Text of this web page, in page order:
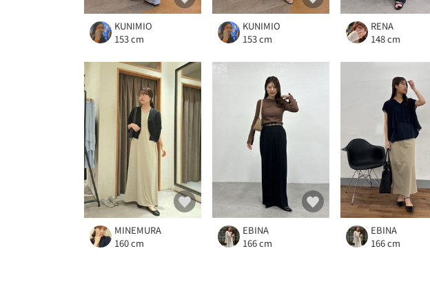
KUNIMIO
153 cm
KUNIMIO
153 cm
RENA
148 cm
MINEMURA
160 cm
EBINA
166 cm
EBINA
166 cm